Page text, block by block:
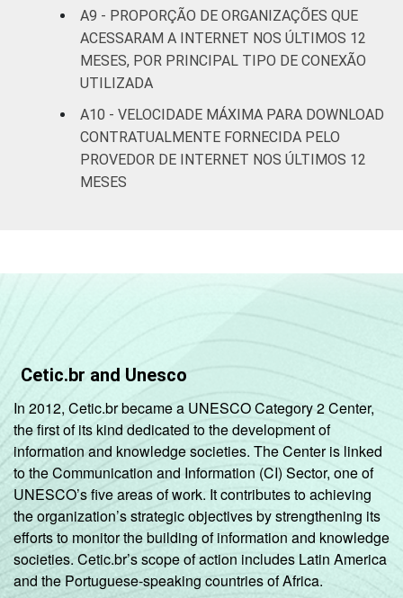
A9 - PROPORÇÃO DE ORGANIZAÇÕES QUE
ACESSARAM A INTERNET NOS ÚLTIMOS 12
MESES, POR PRINCIPAL TIPO DE CONEXÃO
UTILIZADA
A10 - VELOCIDADE MÁXIMA PARA DOWNLOAD
CONTRATUALMENTE FORNECIDA PELO
PROVEDOR DE INTERNET NOS ÚLTIMOS 12
MESES
Cetic.br and Unesco
In 2012, Cetic.br became a UNESCO Category 2 Center,
the first of its kind dedicated to the development of
information and knowledge societies. The Center is linked
to the Communication and Information (CI) Sector, one of
UNESCO’s five areas of work. It contributes to achieving
the organization’s strategic objectives by strengthening its
efforts to monitor the building of information and knowledge
societies. Cetic.br’s scope of action includes Latin America
and the Portuguese-speaking countries of Africa.